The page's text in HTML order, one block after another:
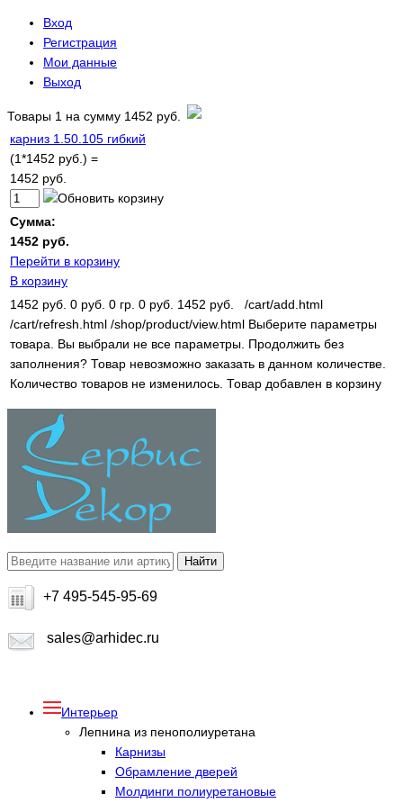
Вход
Регистрация
Мои данные
Выход
Товары 1 на сумму 1452 руб.
карниз 1.50.105 гибкий
(1*1452 руб.) =
1452 руб.
Сумма:
1452 руб.
Перейти в корзину
В корзину
1452 руб. 0 руб. 0 гр. 0 руб. 1452 руб.
/cart/add.html
/cart/refresh.html /shop/product/view.html Выберите параметры
товара.
Вы выбрали не все параметры. Продолжить без
заполнения? Товар невозможно заказать в данном количестве.
Количество товаров не изменилось. Товар добавлен в корзину
+7 495-545-95-69
sales@arhidec.ru
Интерьер
Лепнина из пенополиуретана
Карнизы
Обрамление дверей
Молдинги полиуретановые